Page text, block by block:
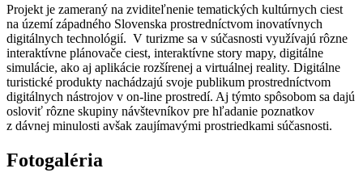
Projekt je zameraný na zviditeľnenie tematických kultúrnych ciest
na území západného Slovenska prostredníctvom inovatívnych
digitálnych technológií. V turizme sa v súčasnosti využívajú rôzne
interaktívne plánovače ciest, interaktívne story mapy, digitálne
simulácie, ako aj aplikácie rozšírenej a virtuálnej reality. Digitálne
turistické produkty nachádzajú svoje publikum prostredníctvom
digitálnych nástrojov v on-line prostredí. Aj týmto spôsobom sa dajú
osloviť rôzne skupiny návštevníkov pre hľadanie poznatkov
z dávnej minulosti avšak zaujímavými prostriedkami súčasnosti.
Fotogaléria